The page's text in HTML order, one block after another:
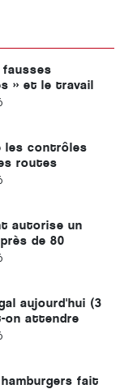
» et le travail
cours des
les contrôles
routes
autorise un
de 80
des travaux
aujourd'hui (3
on attendre
jour ?
fait